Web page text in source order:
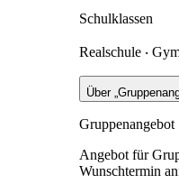
Schulklassen
Realschule ‧
Über
Gruppenangebot
Angebot für
Wunschtermin